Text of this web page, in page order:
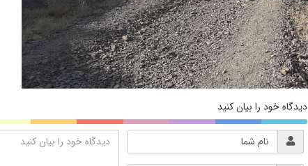
دیدگاه خود را بیان کنید